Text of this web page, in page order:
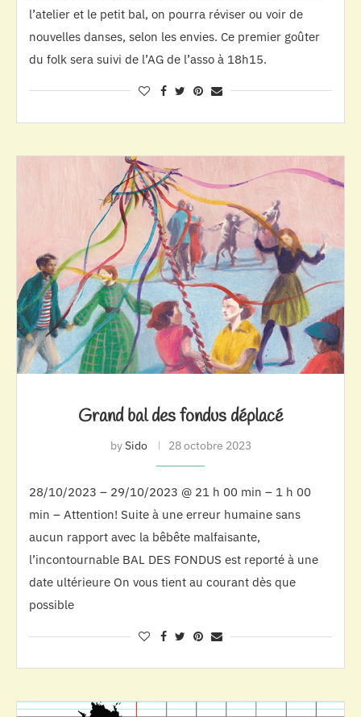
l’atelier et le petit bal, on pourra réviser ou voir de
nouvelles danses, selon les envies. Ce premier goûter
du folk sera suivi de l’AG de l’asso à 18h15.
Grand bal des fondus déplacé
bySido 28 octobre 2023
28/10/2023 – 29/10/2023 @ 21 h 00 min – 1 h 00
min – Attention! Suite à une erreur humaine sans
aucun rapport avec la bêbête malfaisante,
l’incontournable BAL DES FONDUS est reporté à une
date ultérieure On vous tient au courant dès que
possible